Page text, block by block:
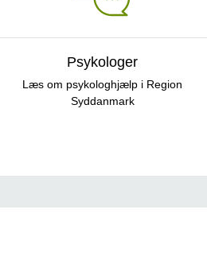
Psykologer
Læs om psykologhjælp i Region
Syddanmark